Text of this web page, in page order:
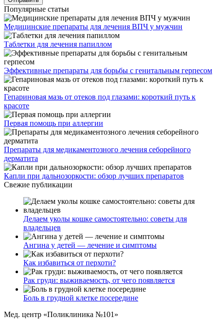
Популярные статьи
Медицинские препараты для лечения ВПЧ у мужчин
Таблетки для лечения папиллом
Эффективные препараты для борьбы с генитальным герпесом
Гепариновая мазь от отеков под глазами: короткий путь к
красоте
Первая помощь при аллергии
Препараты для медикаментозного лечения себорейного
дерматита
Капли при дальнозоркости: обзор лучших препаратов
Свежие публикации
Делаем уколы кошке самостоятельно: советы для
владельцев
Ангина у детей — лечение и симптомы
Как избавиться от перхоти?
Рак груди: выживаемость, от чего появляется
Боль в грудной клетке посередине
Мед. центр «Поликлиника №101»